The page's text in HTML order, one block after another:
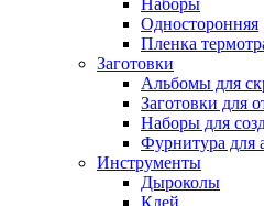
Наборы
Односторонняя
Пленка
Заготовки
Альбомы для
Заготовки для
Наборы для
Фурнитура для
Инструменты
Дыроколы
Клей